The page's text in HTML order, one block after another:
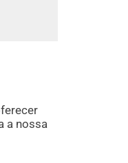
a nossa